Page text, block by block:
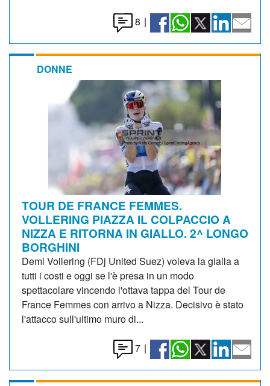
8 |
DONNE
TOUR DE FRANCE FEMMES.
VOLLERING PIAZZA IL COLPACCIO A
NIZZA E RITORNA IN GIALLO. 2^ LONGO
BORGHINI
Demi Vollering (FDj United Suez) voleva la gialla a
tutti i costi e oggi se l'è presa in un modo
spettacolare vincendo l'ottava tappa del Tour de
France Femmes con arrivo a Nizza. Decisivo è stato
l'attacco sull'ultimo muro di...
7 |